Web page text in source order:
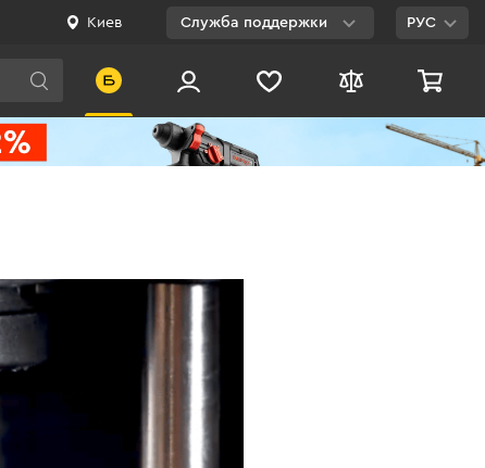
Киев Служба поддержки РУС